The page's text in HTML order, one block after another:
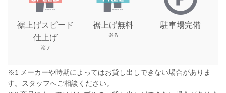
裾上げスピード
仕上げ
※7
裾上げ無料
※8
駐車場完備
※1 メーカーや時期によってはお貸し出しできない場合がありま
す。スタッフへご相談ください。